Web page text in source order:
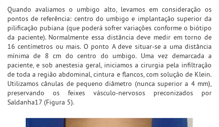
Quando avaliamos o umbigo alto, levamos em consideração os
pontos de referência: centro do umbigo e implantação superior da
pilificação pubiana (que poderá sofrer variações conforme o biótipo
da paciente). Normalmente essa distância deve medir em torno de
16 centímetros ou mais. O ponto A deve situar-se a uma distância
mínima de 8 cm do centro do umbigo. Uma vez demarcada a
paciente, e sob anestesia geral, iniciamos a cirurgia pela infiltração
de toda a região abdominal, cintura e flancos, com solução de Klein.
Utilizamos cânulas de pequeno diâmetro (nunca superior a 4 mm),
preservando os feixes vásculo-nervosos preconizados por
Saldanha17 (Figura 5).